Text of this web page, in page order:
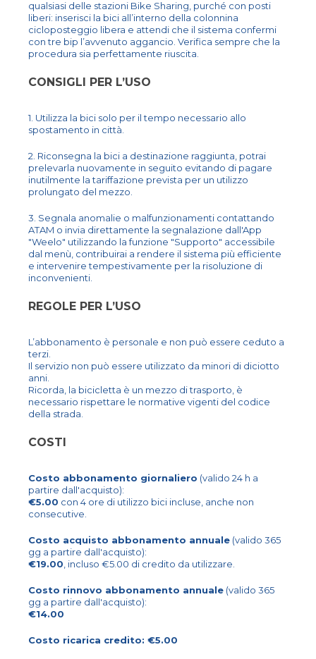
qualsiasi delle stazioni Bike Sharing, purché con posti
liberi: inserisci la bici all’interno della colonnina
cicloposteggio libera e attendi che il sistema confermi
con tre bip l’avvenuto aggancio. Verifica sempre che la
procedura sia perfettamente riuscita.
CONSIGLI PER L’USO
1. Utilizza la bici solo per il tempo necessario allo
spostamento in città.
2. Riconsegna la bici a destinazione raggiunta, potrai
prelevarla nuovamente in seguito evitando di pagare
inutilmente la tariffazione prevista per un utilizzo
prolungato del mezzo.
3. Segnala anomalie o malfunzionamenti contattando
ATAM o invia direttamente la segnalazione dall'App
"Weelo" utilizzando la funzione "Supporto" accessibile
dal menù, contribuirai a rendere il sistema più efficiente
e intervenire tempestivamente per la risoluzione di
inconvenienti.
REGOLE PER L’USO
L’abbonamento è personale e non può essere ceduto a
terzi.
Il servizio non può essere utilizzato da minori di diciotto
anni.
Ricorda, la bicicletta è un mezzo di trasporto, è
necessario rispettare le normative vigenti del codice
della strada.
COSTI
Costo abbonamento giornaliero (valido 24 h a
partire dall'acquisto):
€5.00 con 4 ore di utilizzo bici incluse, anche non
consecutive.
Costo acquisto abbonamento annuale (valido 365
gg a partire dall'acquisto):
€19.00 , incluso €5.00 di credito da utilizzare.
Costo rinnovo abbonamento annuale (valido 365
gg a partire dall'acquisto):
€14.00
Costo ricarica credito: €5.00